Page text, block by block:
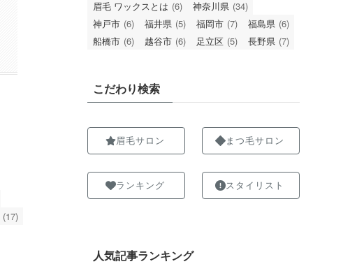
(17)
眉毛 ワックスとは (6) 神奈川県 (34)
神戸市 (6) 福井県 (5) 福岡市 (7) 福島県 (6)
船橋市 (6) 越谷市 (6) 足立区 (5) 長野県 (7)
こだわり検索
眉毛サロン
ランキング
まつ毛サロン
スタイリスト
人気記事ランキング